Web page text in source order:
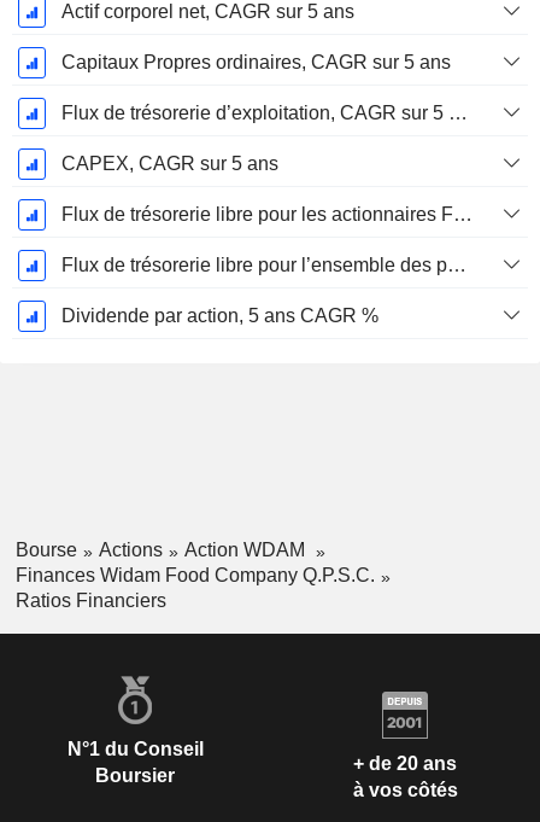
Actif corporel net, CAGR sur 5 ans
Capitaux Propres ordinaires, CAGR sur 5 ans
Flux de trésorerie d’exploitation, CAGR sur 5 ans
CAPEX, CAGR sur 5 ans
Flux de trésorerie libre pour les actionnaires FCFE, CAGR sur 5 ans
Flux de trésorerie libre pour l’ensemble des pourvoyeurs de fonds (créanciers et actionnaires) FCFF, CAGR sur 5 ans
Dividende par action, 5 ans CAGR %
Bourse Actions
Action WDAM
Finances Widam Food Company Q.P.S.C.
Ratios Financiers
N°1 du Conseil
Boursier
+ de 20 ans
à vos côtés